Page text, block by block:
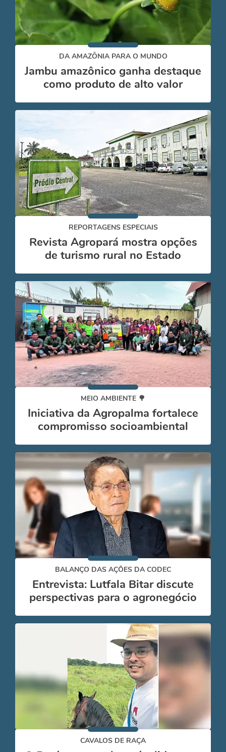
DA AMAZÔNIA PARA O MUNDO
Jambu amazônico ganha destaque
como produto de alto valor
REPORTAGENS ESPECIAIS
Revista Agropará mostra opções
de turismo rural no Estado
MEIO AMBIENTE 🌳
Iniciativa da Agropalma fortalece
compromisso socioambiental
BALANÇO DAS AÇÕES DA CODEC
Entrevista: Lutfala Bitar discute
perspectivas para o agronegócio
CAVALOS DE RAÇA